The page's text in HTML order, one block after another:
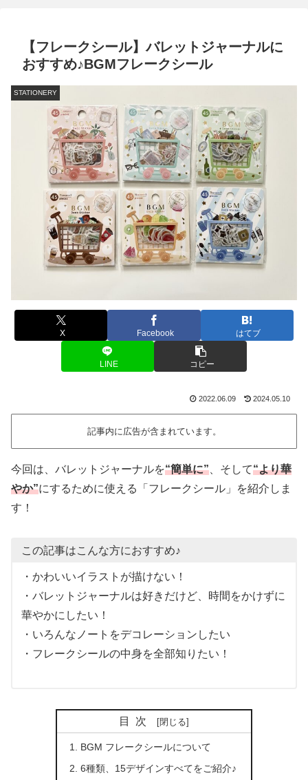
【フレークシール】バレットジャーナルに
おすすめ♪BGMフレークシール
STATIONERY
X Facebook はてブ
LINE コピー
2022.06.09 2024.05.10
記事内に広告が含まれています。
今回は、バレットジャーナルを“簡単に” 、そして“より華
やか”にするために使える「フレークシール」を紹介しま
す！
この記事はこんな方におすすめ♪
・かわいいイラストが描けない！
・バレットジャーナルは好きだけど、時間をかけずに
華やかにしたい！
・いろんなノートをデコレーションしたい
・フレークシールの中身を全部知りたい！
目次
BGM フレークシールについて
6種類、15デザインすべてをご紹介♪